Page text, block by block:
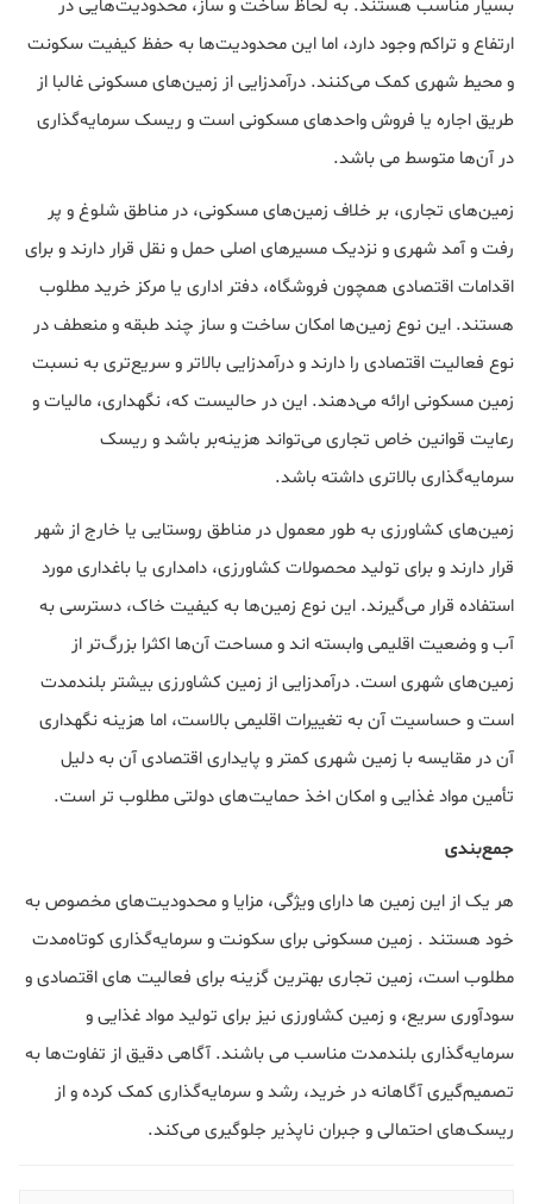
بسیار مناسب هستند. به لحاظ ساخت و ساز، محدودیت‌هایی در
ارتفاع و تراکم وجود دارد، اما این محدودیت‌ها به حفظ کیفیت سکونت
و محیط شهری کمک می‌کنند. درآمدزایی از زمین‌های مسکونی غالبا از
طریق اجاره یا فروش واحدهای مسکونی است و ریسک سرمایه‌گذاری
در آن‌ها متوسط می باشد.
زمین‌های تجاری، بر خلاف زمین‌های مسکونی، در مناطق شلوغ و پر
رفت و آمد شهری و نزدیک مسیرهای اصلی حمل و نقل قرار دارند و برای
اقدامات اقتصادی همچون فروشگاه، دفتر اداری یا مرکز خرید مطلوب
هستند. این نوع زمین‌ها امکان ساخت و ساز چند طبقه و منعطف در
نوع فعالیت اقتصادی را دارند و درآمدزایی بالاتر و سریع‌تری به نسبت
زمین مسکونی ارائه می‌دهند. این در حالیست که، نگهداری، مالیات و
رعایت قوانین خاص تجاری می‌تواند هزینه‌بر باشد و ریسک
سرمایه‌گذاری بالاتری داشته باشد.
زمین‌های کشاورزی به طور معمول در مناطق روستایی یا خارج از شهر
قرار دارند و برای تولید محصولات کشاورزی، دامداری یا باغداری مورد
استفاده قرار می‌گیرند. این نوع زمین‌ها به کیفیت خاک، دسترسی به
آب و وضعیت اقلیمی وابسته اند و مساحت آن‌ها اکثرا بزرگ‌تر از
زمین‌های شهری است. درآمدزایی از زمین کشاورزی بیشتر بلندمدت
است و حساسیت آن به تغییرات اقلیمی بالاست، اما هزینه نگهداری
آن در مقایسه با زمین شهری کمتر و پایداری اقتصادی آن به دلیل
تأمین مواد غذایی و امکان اخذ حمایت‌های دولتی مطلوب تر است.
جمع‌بندی
هر یک از این زمین ها دارای ویژگی‌، مزایا و محدودیت‌های مخصوص به
خود هستند . زمین مسکونی برای سکونت و سرمایه‌گذاری کوتاه‌مدت
مطلوب است، زمین تجاری بهترین گزینه برای فعالیت های اقتصادی و
سودآوری سریع، و زمین کشاورزی نیز برای تولید مواد غذایی و
سرمایه‌گذاری بلندمدت مناسب می باشند. آگاهی دقیق از تفاوت‌ها به
تصمیم‌گیری آگاهانه در خرید، رشد و سرمایه‌گذاری کمک کرده و از
ریسک‌های احتمالی و جبران ناپذیر جلوگیری می‌کند.